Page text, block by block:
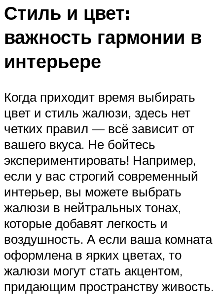
Стиль и цвет:
важность гармонии в
интерьере
Когда приходит время выбирать
цвет и стиль жалюзи, здесь нет
четких правил — всё зависит от
вашего вкуса. Не бойтесь
экспериментировать! Например,
если у вас строгий современный
интерьер, вы можете выбрать
жалюзи в нейтральных тонах,
которые добавят легкость и
воздушность. А если ваша комната
оформлена в ярких цветах, то
жалюзи могут стать акцентом,
придающим пространству живость.